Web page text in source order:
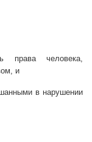
права человека,
и
в нарушении